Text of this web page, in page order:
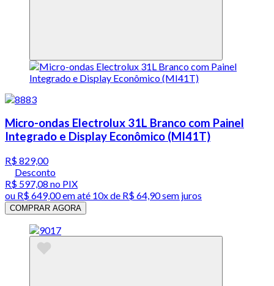
Micro-ondas Electrolux 31L Branco com Painel
Integrado e Display Econômico (MI41T)
R$ 829,00
Desconto
R$ 597,08 no PIX
ou R$ 649,00em até 10x de R$ 64,90 sem juros
COMPRAR AGORA